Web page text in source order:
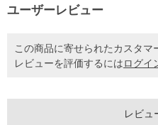
ユーザーレビュー
この商品に寄せられたカスタマ
レビューを評価するにはログイ
レビュ